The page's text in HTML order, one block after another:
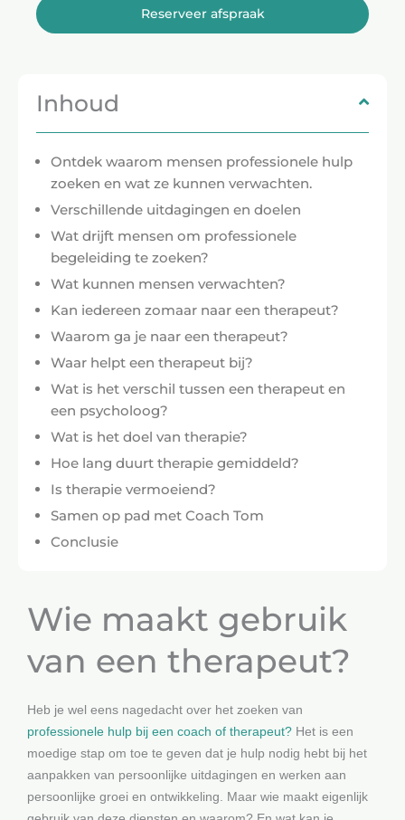
Reserveer afspraak
Inhoud
Ontdek waarom mensen professionele hulp
zoeken en wat ze kunnen verwachten.
Verschillende uitdagingen en doelen
Wat drijft mensen om professionele
begeleiding te zoeken?
Wat kunnen mensen verwachten?
Kan iedereen zomaar naar een therapeut?
Waarom ga je naar een therapeut?
Waar helpt een therapeut bij?
Wat is het verschil tussen een therapeut en
een psycholoog?
Wat is het doel van therapie?
Hoe lang duurt therapie gemiddeld?
Is therapie vermoeiend?
Samen op pad met Coach Tom
Conclusie
Wie maakt gebruik
van een therapeut?
Heb je wel eens nagedacht over het zoeken van
professionele hulp bij een coach of therapeut? Het is een
moedige stap om toe te geven dat je hulp nodig hebt bij het
aanpakken van persoonlijke uitdagingen en werken aan
persoonlijke groei en ontwikkeling. Maar wie maakt eigenlijk